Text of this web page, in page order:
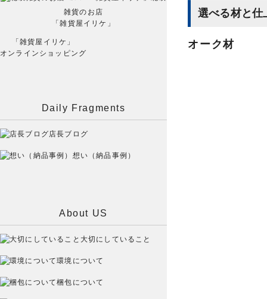
選べる材と仕
オーク材
雑貨のお店
「雑貨屋イリケ」
「雑貨屋イリケ」
オンラインショッピング
Daily Fragments
店長ブログ
想い（納品事例）
About US
大切にしていること
環境について
梱包について